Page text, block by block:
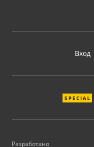
Вход
SPECIAL
Разработано